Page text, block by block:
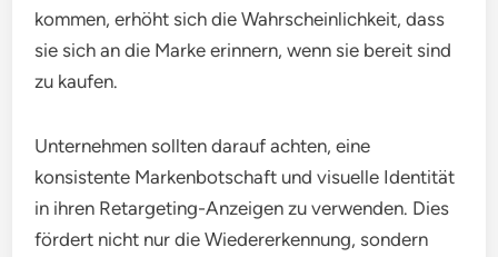
kommen, erhöht sich die Wahrscheinlichkeit, dass
sie sich an die Marke erinnern, wenn sie bereit sind
zu kaufen.
Unternehmen sollten darauf achten, eine
konsistente Markenbotschaft und visuelle Identität
in ihren Retargeting-Anzeigen zu verwenden. Dies
fördert nicht nur die Wiedererkennung, sondern